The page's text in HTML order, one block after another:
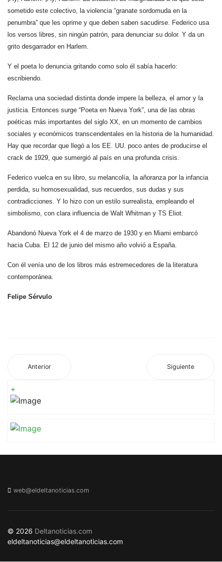
sometido este colectivo, la violencia “granate sordomuda en la
penumbra” que les oprime y que deben saben sacudirse. Federico usa
los versos libres, sin ningún patrón, para denunciar su dolor. Y da un
grito desgarrador en Harlem.
Y el poeta lo denuncia gritando como solo él sabía hacerlo:
escribiendo.
Reclama una sociedad distinta donde impere la belleza, el amor y la
justicia. Entonces surge “Poeta en Nueva York”, una de las obras
poéticas más importantes del siglo XX, en un momento de cambios
sociales y económicos transcendentales en la historia de la humanidad.
Hay que recordar que llegó a los EE. UU. poco antes de producirse el
crack de 1929, que sumergió al país en una profunda crisis.
Federico vuelca en su libro, su melancolía, la añoranza por la infancia
perdida, su homosexualidad, sus recuerdos, sus dudas y sus
contradicciones. Y lo hizo con un estilo surrealista, empleando el
simbolismo, con clara influencia de Walt Whitman y TS Eliot.
Abandonó Nueva York el 4 de marzo de 1930 y en Miami embarcó
hacia Cuba. El 12 de junio del mismo año volvió a España.
Con él venía uno de los libros más estremecedores de la literatura
contemporánea.
Felipe Sérvulo
Anterior Siguiente
+
web@eldeltanoticias.com
© 2026 Deltanoticias.com
eldeltanoticias@eldeltanoticias.com